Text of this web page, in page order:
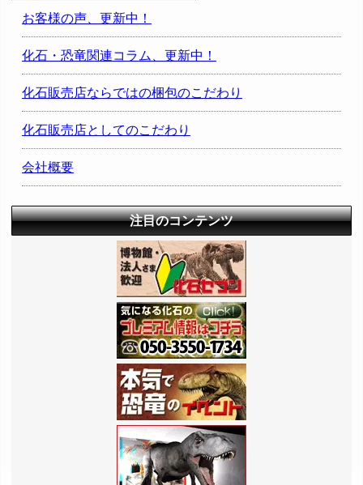
お客様の声、更新中！
化石・恐竜関連コラム、更新中！
化石販売店ならではの梱包のこだわり
化石販売店としてのこだわり
会社概要
注目のコンテンツ